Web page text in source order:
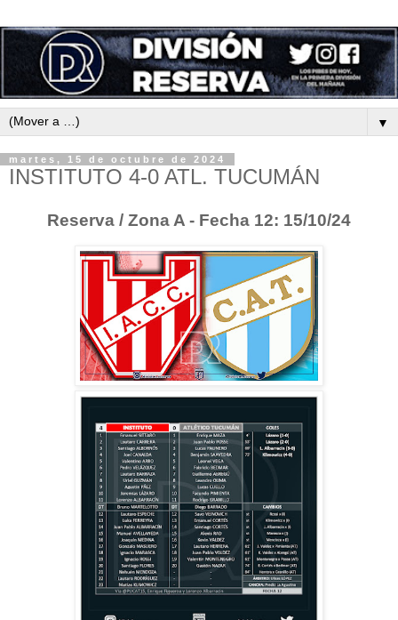
▼
martes, 15 de octubre de 2024
INSTITUTO 4-0 ATL. TUCUMÁN
Reserva / Zona A - Fecha 12: 15/10/24